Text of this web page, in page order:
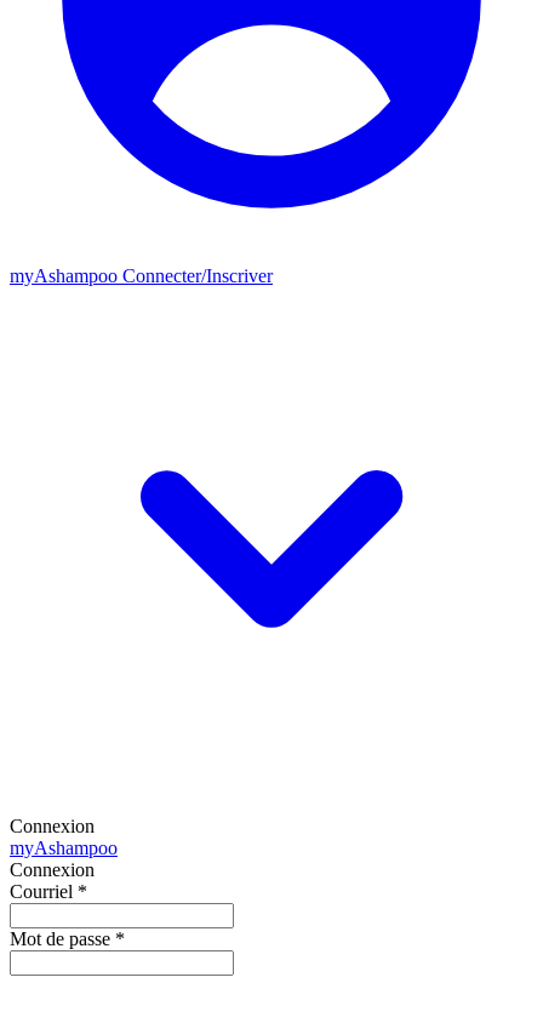
myAshampoo Connecter/Inscriver
Connexion
myAshampoo
Connexion
Courriel *
Mot de passe *